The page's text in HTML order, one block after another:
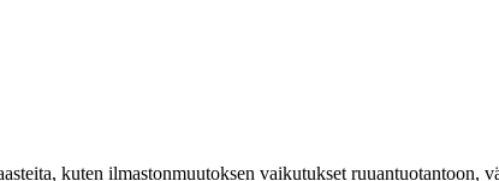
kuten ilmastonmuutoksen vaikutukset ruuantuotantoon,